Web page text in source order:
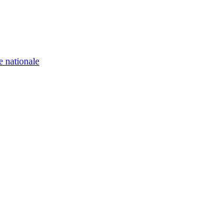
nationale